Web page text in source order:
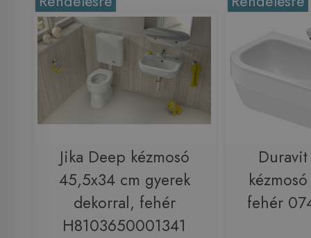
Jika Deep kézmosó
45,5x34 cm gyerek
dekorral, fehér
H8103650001341
fehér